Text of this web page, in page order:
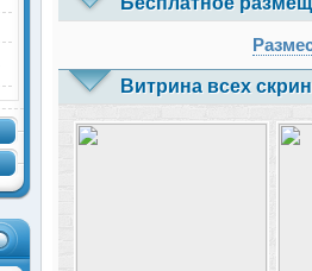
Витрина всех